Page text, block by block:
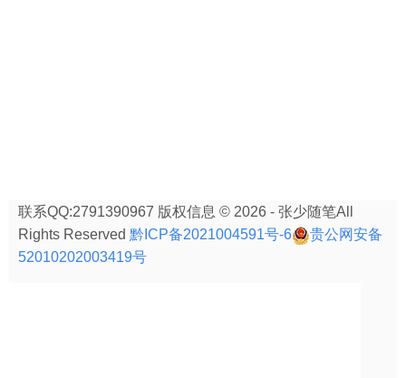
联系QQ:2791390967 版权信息 © 2026 - 张少随笔All
Rights Reserved 黔ICP备2021004591号-6
贵公网安备
52010202003419号